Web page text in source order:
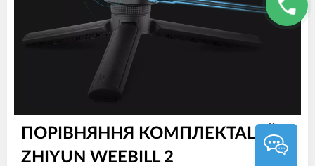
ПОРІВНЯННЯ КОМПЛЕКТАЦІЙ
ZHIYUN WEEBILL 2